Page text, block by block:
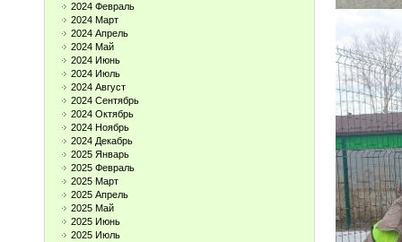
2024 Февраль
2024 Март
2024 Апрель
2024 Май
2024 Июнь
2024 Июль
2024 Август
2024 Сентябрь
2024 Октябрь
2024 Ноябрь
2024 Декабрь
2025 Январь
2025 Февраль
2025 Март
2025 Апрель
2025 Май
2025 Июнь
2025 Июль